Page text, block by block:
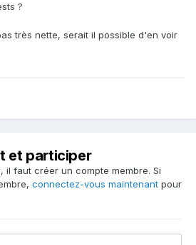
?
très nette, serait il possible d'en voir
et participer
il faut créer un compte membre. Si
connectez-vous maintenant pour